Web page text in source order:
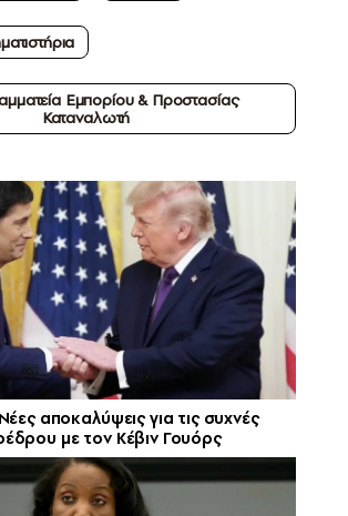
Εμπορίου & Προστασίας
Καταναλωτή
αποκαλύψεις για τις συχνές
με τον Κέβιν Γουόρς